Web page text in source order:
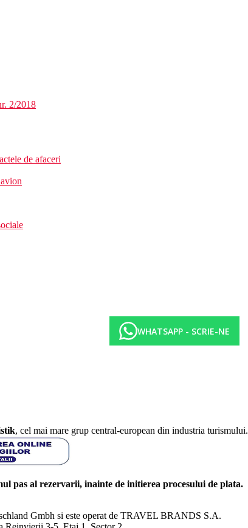
2/2018
de afaceri
WHATSAPP - SCRIE-NE
, cel mai mare grup central-european din industria turismului.
pas al rezervarii, inainte de initierea procesului de plata.
Gmbh si este operat de TRAVEL BRANDS S.A.